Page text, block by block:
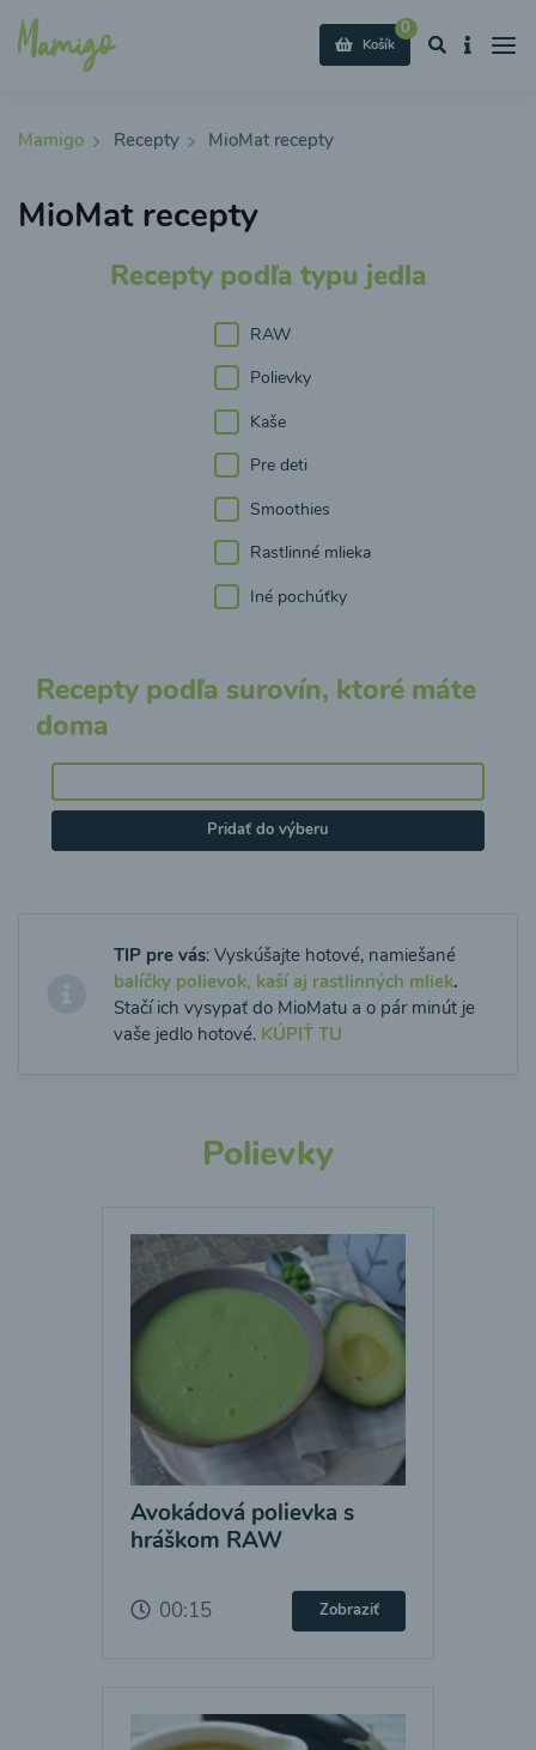
0
Košík
Mamigo Recepty MioMat recepty
MioMat recepty
Recepty podľa typu jedla
RAW
Polievky
Kaše
Pre deti
Smoothies
Rastlinné mlieka
Iné pochúťky
Recepty podľa surovín, ktoré máte
doma
Pridať do výberu
TIP pre vás: Vyskúšajte hotové, namiešané
balíčky polievok, kaší aj rastlinných mliek.
Stačí ich vysypať do MioMatu a o pár minút je
vaše jedlo hotové. KÚPIŤ TU
Polievky
Avokádová polievka s
hráškom RAW
00:15 Zobraziť